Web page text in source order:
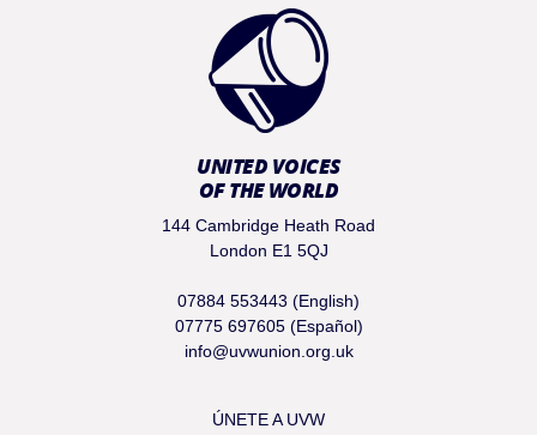
UNITED VOICES
OF THE WORLD
144 Cambridge Heath Road
London E1 5QJ
07884 553443 (English)
07775 697605 (Español)
info@uvwunion.org.uk
ÚNETE A UVW